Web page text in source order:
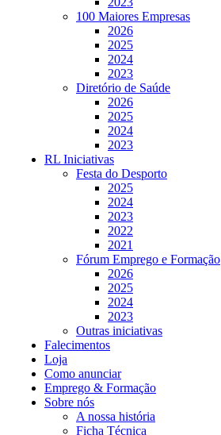
100 Maiores Empresas
2026
2025
2024
2023
Diretório de Saúde
2026
2025
2024
2023
RL Iniciativas
Festa do Desporto
2025
2024
2023
2022
2021
Fórum Emprego e Formação
2026
2025
2024
2023
Outras iniciativas
Falecimentos
Loja
Como anunciar
Emprego & Formação
Sobre nós
A nossa história
Ficha Técnica